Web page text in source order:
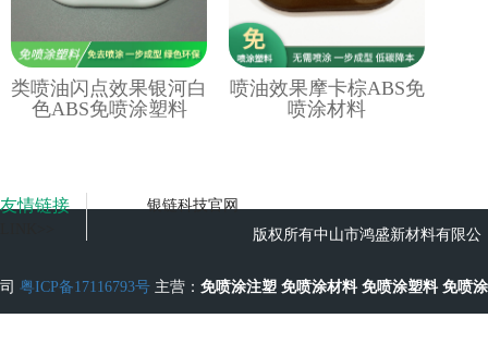
类喷油闪点效果银河白
色ABS免喷涂塑料
喷油效果摩卡棕ABS免
喷涂材料
友情链接
银链科技官网
版权所有中山市鸿盛新材料有限公
司 粤ICP备17116793号 主营： 免喷涂注塑 免喷涂材料 免喷涂塑料 免喷涂